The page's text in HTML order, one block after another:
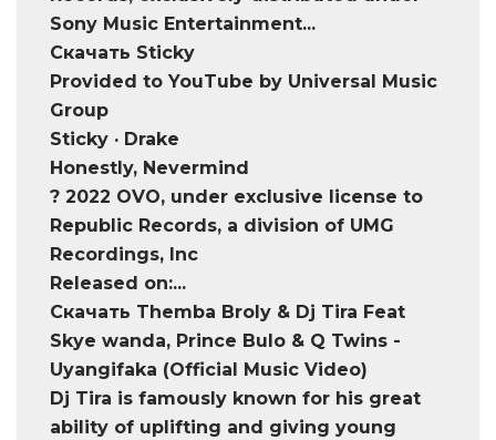
Sony Music Entertainment...
Скачать Sticky
Provided to YouTube by Universal Music
Group
Sticky · Drake
Honestly, Nevermind
? 2022 OVO, under exclusive license to
Republic Records, a division of UMG
Recordings, Inc
Released on:...
Скачать Themba Broly & Dj Tira Feat
Skye wanda, Prince Bulo & Q Twins -
Uyangifaka (Official Music Video)
Dj Tira is famously known for his great
ability of uplifting and giving young